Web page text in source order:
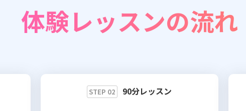
体験レッスンの流れ
STEP 02 90分レッスン